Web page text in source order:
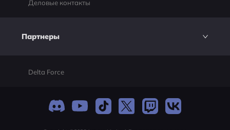
Деловые контакты
Партнеры
Delta Force